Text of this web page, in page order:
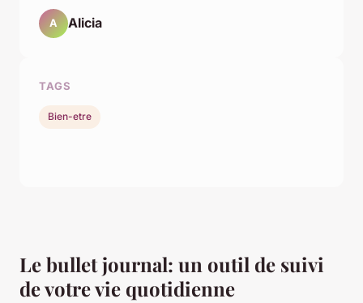
Le bullet journal: un outil de suivi
de votre vie quotidienne
A Alicia
TAGS
Bien-etre